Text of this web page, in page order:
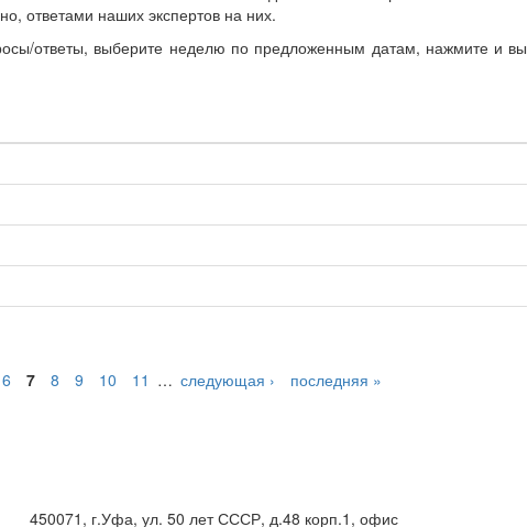
ответами наших экспертов на них.
ответы, выберите неделю по предложенным датам, нажмите и вы
6 7 8 9 10 11 … следующая › последняя »
450071, г.Уфа, ул. 50 лет СССР, д.48 корп.1, офис